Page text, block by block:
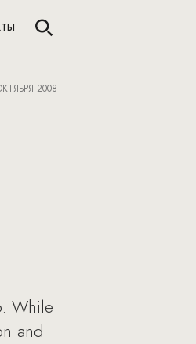
2008
While
and